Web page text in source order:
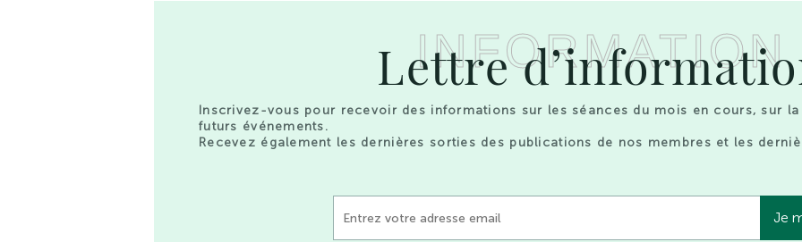
INFORMATION
Lettre
Inscrivez-vous pour recevoir des informations sur les séances du mois en cours, sur la
futurs événements.
Recevez également les dernières sorties des publications de nos membres et les